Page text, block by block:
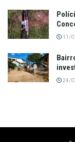
11/
24/